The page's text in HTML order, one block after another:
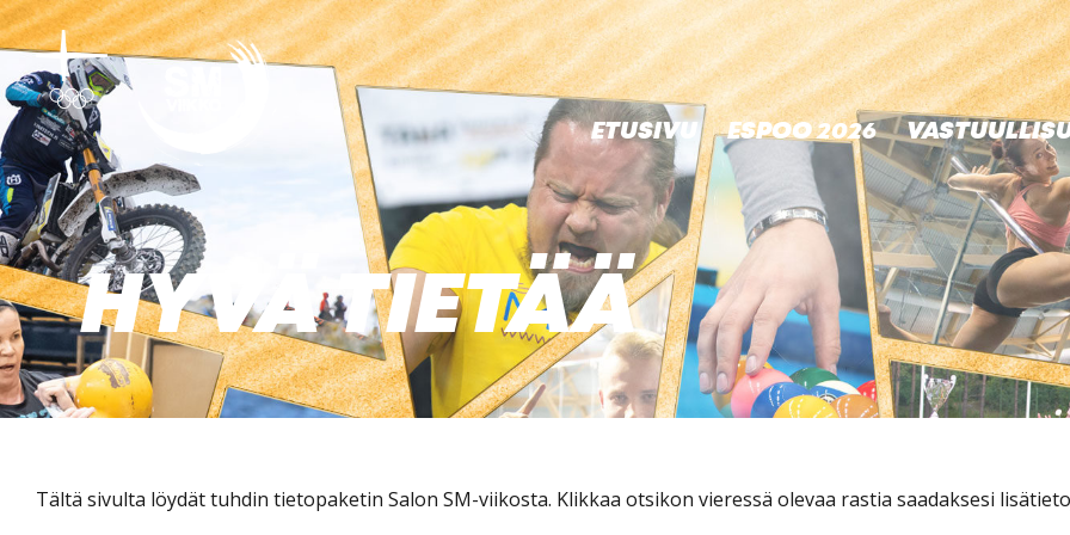
Siirry
sisältöön
ETUSIVU ESPOO 2026
HYVÄ TIETÄÄ
Tältä sivulta löydät tuhdin tietopaketin Salon SM-viikosta. Klikkaa otsikon vieressä olevaa rastia saadaksesi